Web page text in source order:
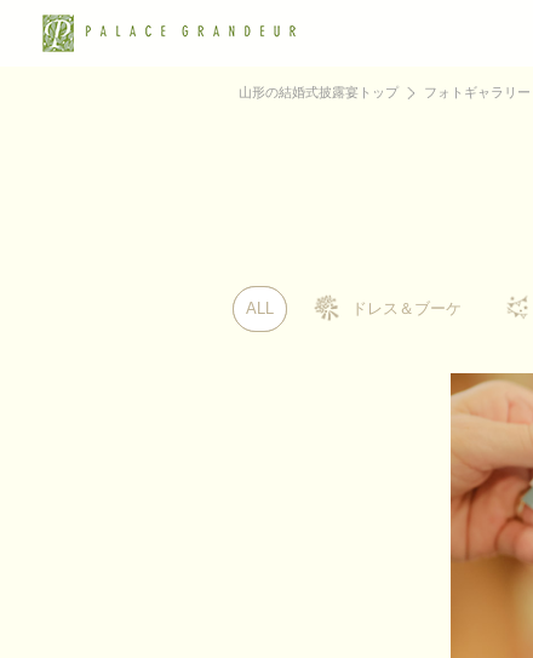
山形の結婚式披露宴トップ フォトギャラリー
ALL
ALL ドレス＆ブーケ
ドレス＆ブーケ